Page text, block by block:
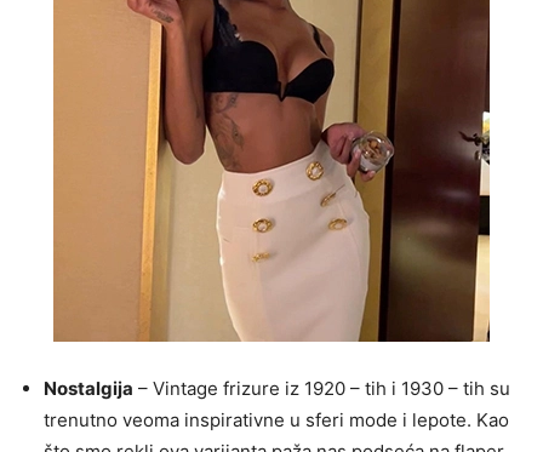
Nostalgija – Vintage frizure iz 1920 – tih i 1930 – tih su
trenutno veoma inspirativne u sferi mode i lepote. Kao